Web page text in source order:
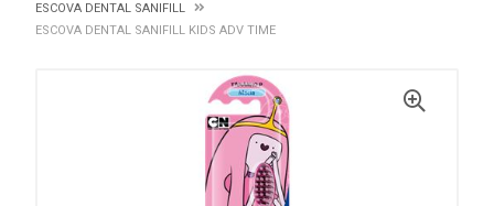
ESCOVA DENTAL SANIFILL
ESCOVA DENTAL SANIFILL KIDS ADV TIME